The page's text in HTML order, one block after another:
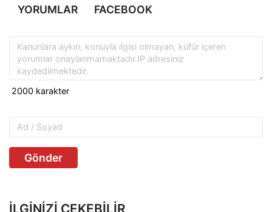
YORUMLAR FACEBOOK
Gönder
İLGINIZI ÇEKEBILIR